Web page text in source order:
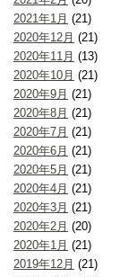
2021年1月 (21)
2020年12月 (21)
2020年11月 (13)
2020年10月 (21)
2020年9月 (21)
2020年8月 (21)
2020年7月 (21)
2020年6月 (21)
2020年5月 (21)
2020年4月 (21)
2020年3月 (21)
2020年2月 (20)
2020年1月 (21)
2019年12月 (21)